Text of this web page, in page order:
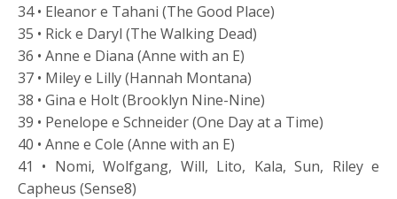
34 • Eleanor e Tahani (The Good Place)
35 • Rick e Daryl (The Walking Dead)
36 • Anne e Diana (Anne with an E)
37 • Miley e Lilly (Hannah Montana)
38 • Gina e Holt (Brooklyn Nine-Nine)
39 • Penelope e Schneider (One Day at a Time)
40 • Anne e Cole (Anne with an E)
41 • Nomi, Wolfgang, Will, Lito, Kala, Sun, Riley e
Capheus (Sense8)